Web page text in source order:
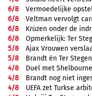
6/8
Vermoedelijke
6/8
Veltman vervolgt
6/8
Krüzen onder de
6/8
Opmerkelijk: Ter
5/8
Ajax Vrouwen
5/8
Brandt én Ter
4/8
Duel met
4/8
Brandt nog niet
4/8
UEFA zet Turkse